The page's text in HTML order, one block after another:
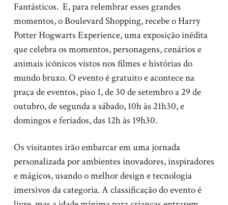
Fantásticos. E, para relembrar esses grandes
momentos, o Boulevard Shopping, recebe o Harry
Potter Hogwarts Experience, uma exposição inédita
que celebra os momentos, personagens, cenários e
animais icônicos vistos nos filmes e histórias do
mundo bruxo. O evento é gratuito e acontece na
praça de eventos, piso 1, de 30 de setembro a 29 de
outubro, de segunda a sábado, 10h às 21h30, e
domingos e feriados, das 12h às 19h30.
Os visitantes irão embarcar em uma jornada
personalizada por ambientes inovadores, inspiradores
e mágicos, usando o melhor design e tecnologia
imersivos da categoria. A classificação do evento é